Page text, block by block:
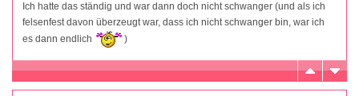
Ich hatte das ständig und war dann doch nicht schwanger (und als ich
felsenfest davon überzeugt war, dass ich nicht schwanger bin, war ich
es dann endlich
)